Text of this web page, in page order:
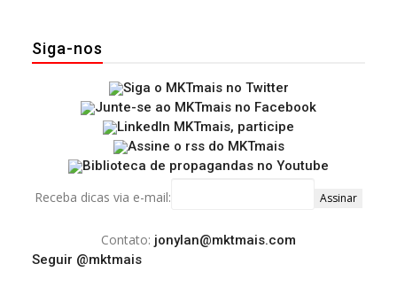
Siga-nos
Receba dicas via e-mail:
Contato: jonylan@mktmais.com
Seguir @mktmais